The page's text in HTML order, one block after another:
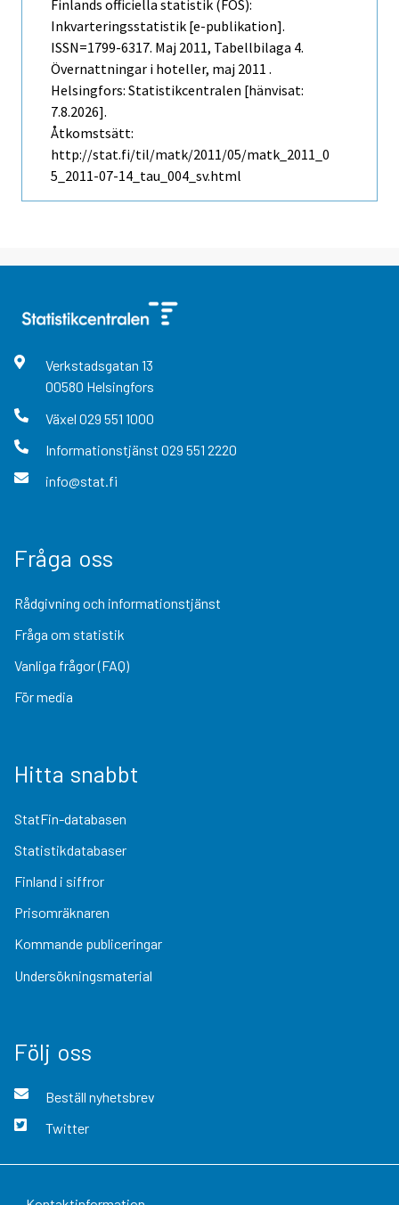
Finlands officiella statistik (FOS):
Inkvarteringsstatistik [e-publikation].
ISSN=1799-6317. Maj 2011, Tabellbilaga 4.
Övernattningar i hoteller, maj 2011 .
Helsingfors: Statistikcentralen [hänvisat:
7.8.2026].
Åtkomstsätt:
http://stat.fi/til/matk/2011/05/matk_2011_0
5_2011-07-14_tau_004_sv.html
Verkstadsgatan 13
00580 Helsingfors
Växel 029 551 1000
Informationstjänst 029 551 2220
info@stat.fi
Fråga oss
Rådgivning och informationstjänst
Fråga om statistik
Vanliga frågor (FAQ)
För media
Hitta snabbt
StatFin-databasen
Statistikdatabaser
Finland i siffror
Prisomräknaren
Kommande publiceringar
Undersökningsmaterial
Följ oss
Beställ nyhetsbrev
Twitter